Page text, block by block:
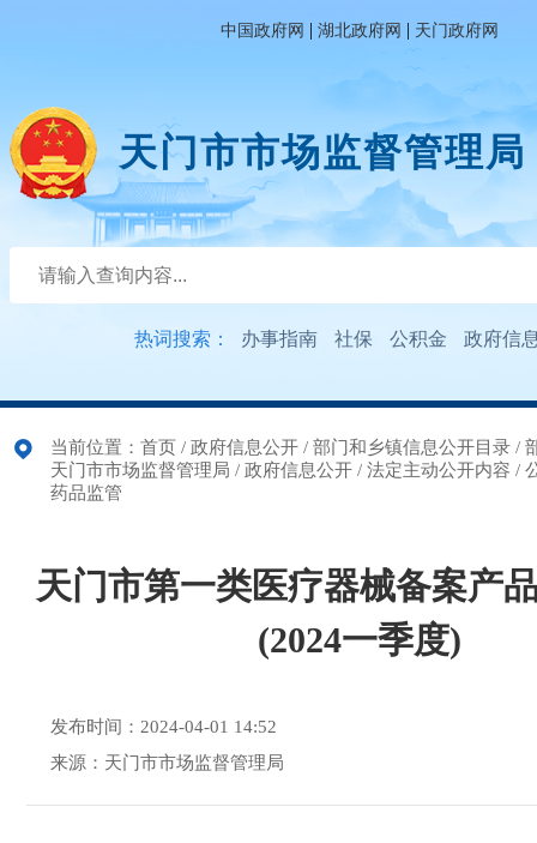
中国政府网 | 湖北政府网 | 天门政府网
天门市市场监督管理局
热词搜索： 办事指南 社保 公积金 政府信
当前位置： 首页 / 政府信息公开 / 部门和乡镇信息公开目录 /
天门市市场监督管理局 / 政府信息公开 / 法定主动公开内容 /
药品监管
天门市第一类医疗器械备案产
(2024一季度)
发布时间：2024-04-01 14:52
来源：天门市市场监督管理局